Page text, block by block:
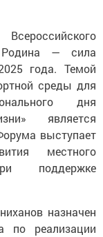
Родина — сила
года. Темой
среды для
дня
является
выступает
местного
поддержке
назначен
по реализации